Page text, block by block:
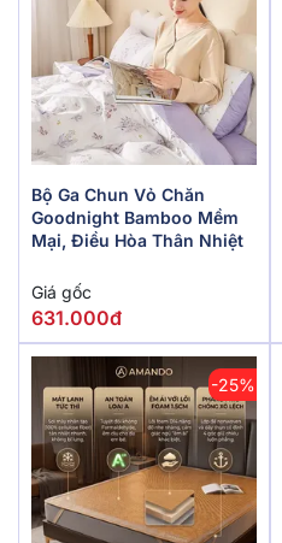
Bộ Ga Chun Vỏ Chăn
Goodnight Bamboo Mềm
Mại, Điều Hòa Thân Nhiệt
Giá gốc
631.000đ
-25%